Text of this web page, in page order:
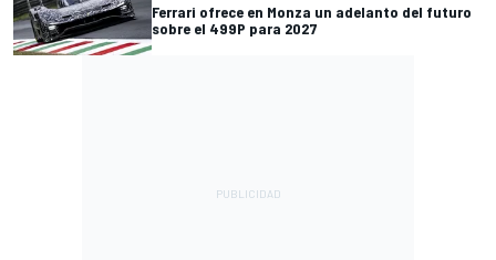
Ferrari ofrece en Monza un adelanto del futuro
sobre el 499P para 2027